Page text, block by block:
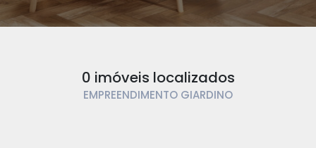
0 imóveis localizados
EMPREENDIMENTO GIARDINO